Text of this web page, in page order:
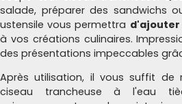
salade, préparer des sandwichs
ustensile vous permettra d'ajouter
à vos créations culinaires.
des présentations impeccables
Après utilisation, il vous suffit de
ciseau trancheuse à l'eau